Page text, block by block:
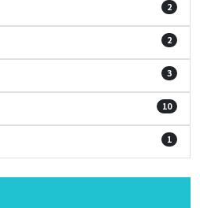
2
2
3
10
1